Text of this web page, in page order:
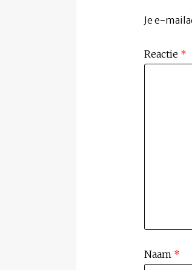
Je e-
Reactie *
Naam *